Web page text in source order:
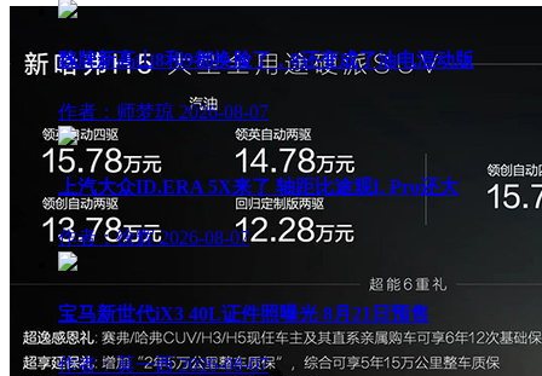
魏牌新高山8和9都换脸了，8还变成了油电混动版
作者：师梦琼 2026-08-07
上汽大众ID.ERA 5X来了 轴距比途观L Pro还大
作者：徐辉 2026-08-07
宝马新世代iX3 40L证件照曝光 8月21日预售
作者：莫一西 2026-08-07